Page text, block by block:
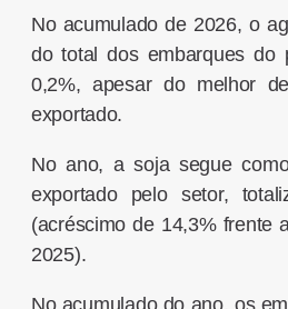
No acumulado de 2026, o
do total dos embarques do
0,2%, apesar do melhor
exportado.
No ano, a soja segue
exportado pelo setor,
(acréscimo de 14,3% frente
2025).
No acumulado do ano, os